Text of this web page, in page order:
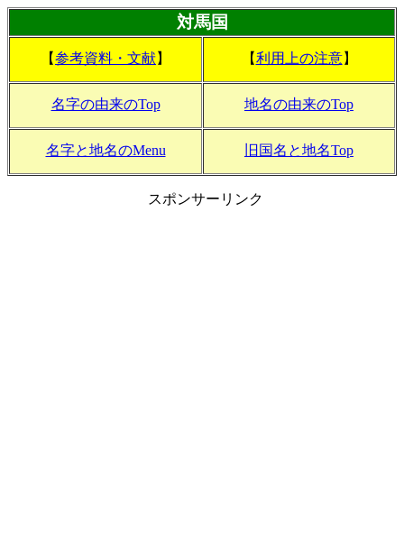
対馬国
【参考資料・文献】 【利用上の注意】
名字の由来のTop 地名の由来のTop
名字と地名のMenu 旧国名と地名Top
スポンサーリンク